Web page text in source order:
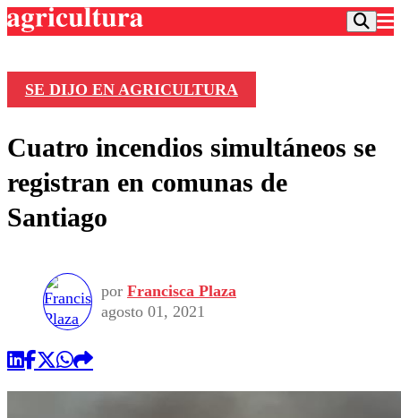
Frecuencias
Deportes
Colo Colo
Seleccion Chilena
Torneo Internacional
Entretención
Economía
Internacional
Publicaciones en medios
Opinión
SE DIJO EN AGRICULTURA
Cuatro incendios simultáneos se
registran en comunas de
Santiago
por Francisca Plaza
agosto 01, 2021